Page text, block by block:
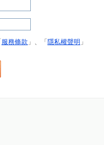
服務條款 」、「 隱私權聲明 」